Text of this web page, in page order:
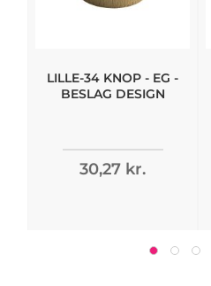
LILLE-34 KNOP - EG -
BESLAG DESIGN
30,27 kr.